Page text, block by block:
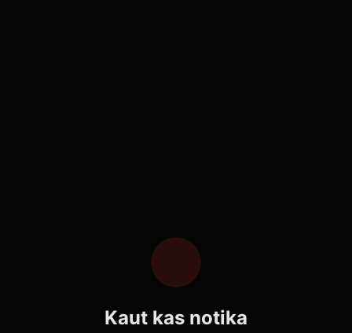
Kaut kas notika